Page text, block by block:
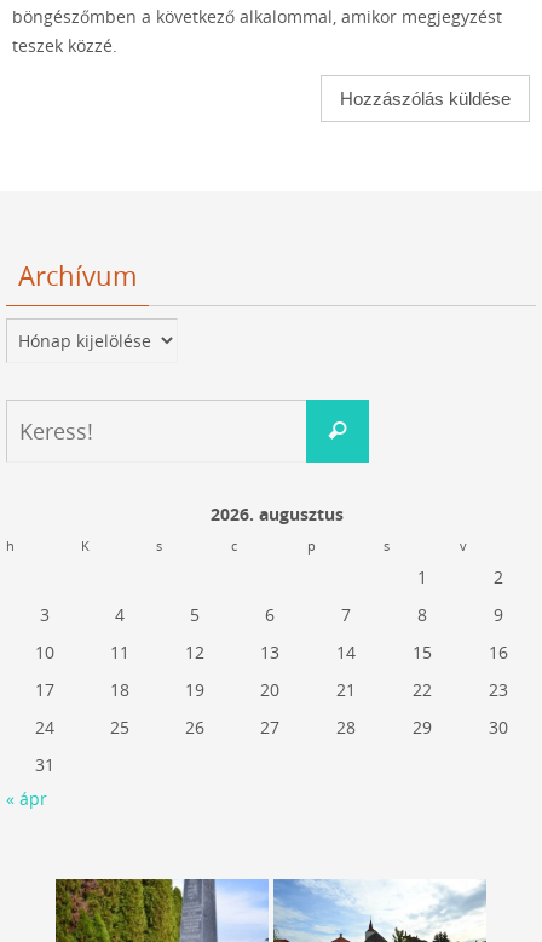
böngészőmben a következő alkalommal, amikor megjegyzést
teszek közzé.
Archívum
Archívum
Keress!
2026. augusztus
h K s c p s v
1
2
3
4 5 6 7 8
9
10
11 12 13 14 15
16
17
18 19 20 21 22
23
24
25 26 27 28 29
30
31
« ápr